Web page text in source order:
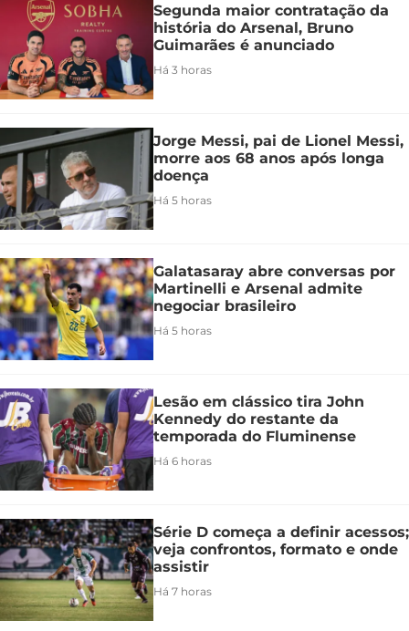
Segunda maior contratação da
história do Arsenal, Bruno
Guimarães é anunciado
Há 3 horas
Jorge Messi, pai de Lionel Messi,
morre aos 68 anos após longa
doença
Há 5 horas
Galatasaray abre conversas por
Martinelli e Arsenal admite
negociar brasileiro
Há 5 horas
Lesão em clássico tira John
Kennedy do restante da
temporada do Fluminense
Há 6 horas
Série D começa a definir acessos;
veja confrontos, formato e onde
assistir
Há 7 horas